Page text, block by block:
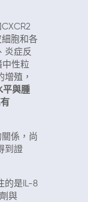
胞和各
炎症反
中性粒
殖，
平與腫
係，尚
到證
的是IL-8
與